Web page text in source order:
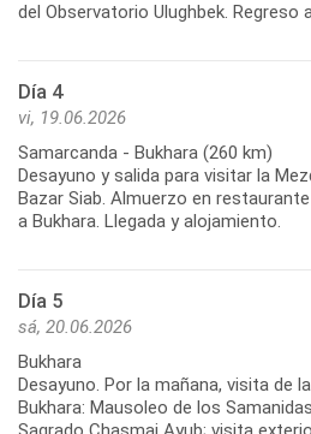
Día 4
vi, 19.06.2026
Samarcanda - Bukhara (260 km)
Desayuno y salida para visitar la
Bazar Siab. Almuerzo en
Día 5
sá, 20.06.2026
Bukhara
Desayuno. Por la mañana, visita de
Bukhara: Mausoleo de los